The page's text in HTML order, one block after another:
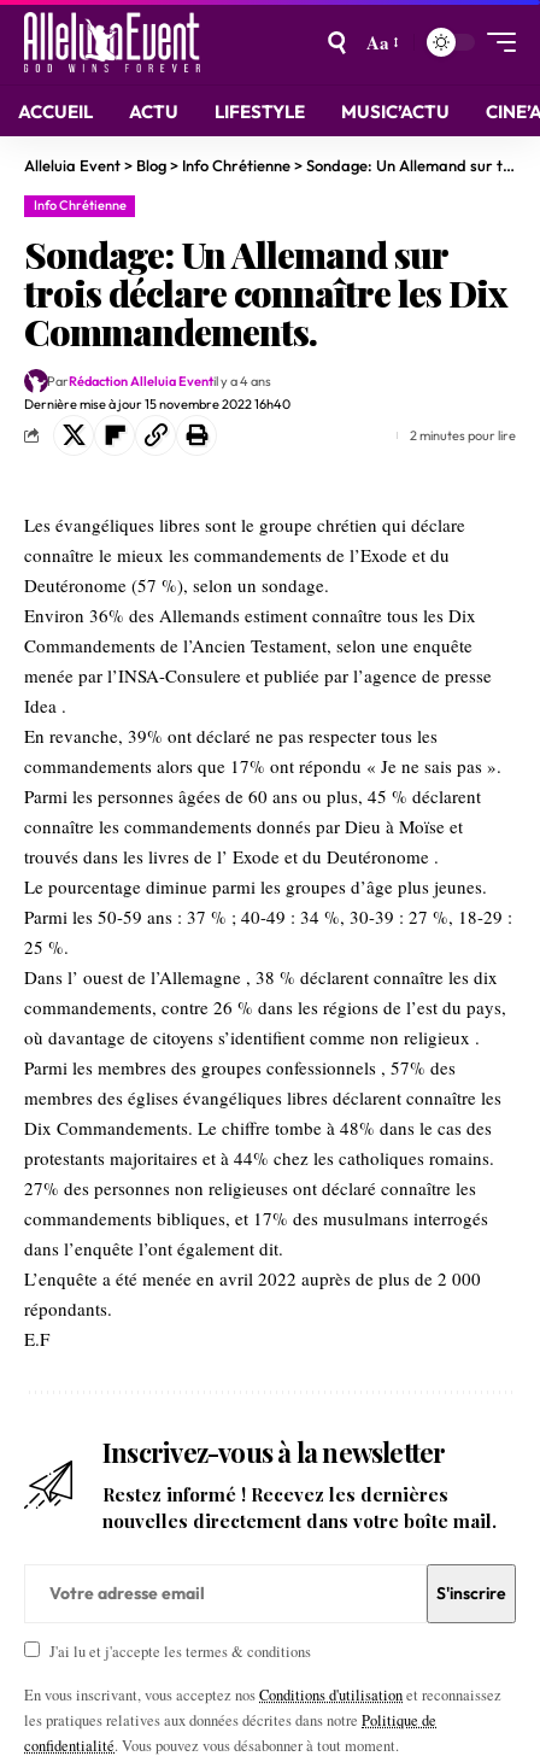
Aa
ACCUEIL ACTU LIFESTYLE MUSIC’ACTU
Alleluia Event> Blog> Info Chrétienne>Sondage: Un Allemand sur trois déclare connaître les Dix Commandements.
Info Chrétienne
Sondage: Un Allemand sur
trois déclare connaître les Dix
Commandements.
Dernière mise à jour 15 novembre 2022 16h40
ParRédaction Alleluia Eventil y a 4 ans
2 minutes pour lire
Les évangéliques libres sont le groupe chrétien qui déclare
connaître le mieux les commandements de l’Exode et du
Deutéronome (57 %), selon un sondage.
Environ 36% des Allemands estiment connaître tous les Dix
Commandements de l’Ancien Testament, selon une enquête
menée par l’INSA-Consulere et publiée par l’agence de presse
Idea .
En revanche, 39% ont déclaré ne pas respecter tous les
commandements alors que 17% ont répondu « Je ne sais pas ».
Parmi les personnes âgées de 60 ans ou plus, 45 % déclarent
connaître les commandements donnés par Dieu à Moïse et
trouvés dans les livres de l’ Exode et du Deutéronome .
Le pourcentage diminue parmi les groupes d’âge plus jeunes.
Parmi les 50-59 ans : 37 % ; 40-49 : 34 %, 30-39 : 27 %, 18-29 :
25 %.
Dans l’ ouest de l’Allemagne , 38 % déclarent connaître les dix
commandements, contre 26 % dans les régions de l’est du pays,
où davantage de citoyens s’identifient comme non religieux .
Parmi les membres des groupes confessionnels , 57% des
membres des églises évangéliques libres déclarent connaître les
Dix Commandements. Le chiffre tombe à 48% dans le cas des
protestants majoritaires et à 44% chez les catholiques romains.
27% des personnes non religieuses ont déclaré connaître les
commandements bibliques, et 17% des musulmans interrogés
dans l’enquête l’ont également dit.
L’enquête a été menée en avril 2022 auprès de plus de 2 000
répondants.
E.F
Inscrivez-vous à la newsletter
Restez informé ! Recevez les dernières
nouvelles directement dans votre boîte mail.
J'ai lu et j'accepte les termes & conditions
En vous inscrivant, vous acceptez nosConditions d'utilisationet reconnaissez
les pratiques relatives aux données décrites dans notre Politique de
confidentialité. Vous pouvez vous désabonner à tout moment.